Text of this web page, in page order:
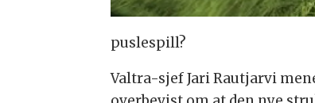
puslespill?
Valtra-sjef Jari Rautjarvi